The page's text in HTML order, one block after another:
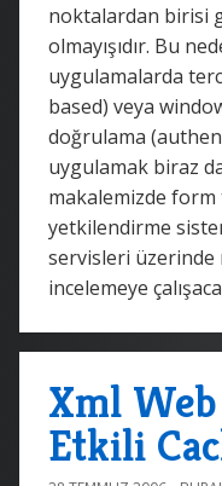
noktalardan birisi
olmayışıdır. Bu
uygulamalarda
based) veya
doğrulama
uygulamak biraz
makalemizde form
yetkilendirme
servisleri üzerinde
incelemeye
Xml
Etkili